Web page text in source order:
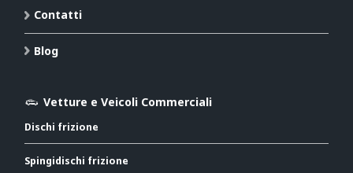
Contatti
Blog
Vetture e Veicoli Commerciali
Dischi frizione
Spingidischi frizione